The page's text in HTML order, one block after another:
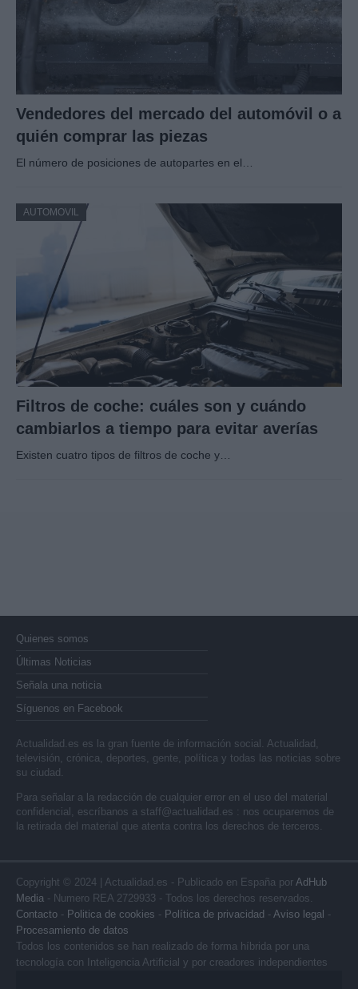
Vendedores del mercado del automóvil o a
quién comprar las piezas
El número de posiciones de autopartes en el…
AUTOMOVIL
Filtros de coche: cuáles son y cuándo
cambiarlos a tiempo para evitar averías
Existen cuatro tipos de filtros de coche y…
Quienes somos
Últimas Noticias
Señala una noticia
Síguenos en Facebook
Actualidad.es es la gran fuente de información social. Actualidad,
televisión, crónica, deportes, gente, política y todas las noticias sobre
su ciudad.
Para señalar a la redacción de cualquier error en el uso del material
confidencial, escríbanos a staff@actualidad.es : nos ocuparemos de
la retirada del material que atenta contra los derechos de terceros.
Copyright © 2024 | Actualidad.es - Publicado en España por AdHub
Media - Numero REA 2729933 - Todos los derechos reservados.
Contacto - Politica de cookies - Política de privacidad - Aviso legal -
Procesamiento de datos
Todos los contenidos se han realizado de forma híbrida por una
tecnología con Inteligencia Artificial y por creadores independientes